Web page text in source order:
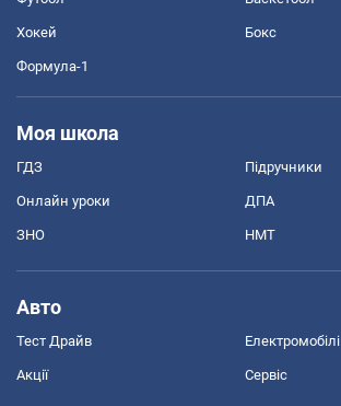
Хокей Бокс
Формула-1
Моя школа
ГДЗ Підручники
Онлайн уроки ДПА
ЗНО НМТ
Авто
Тест Драйв Електромобілі
Акції Сервіс